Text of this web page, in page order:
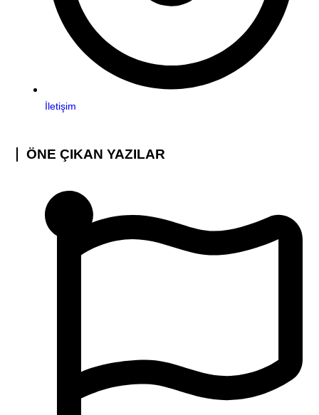
İletişim
ÖNE ÇIKAN YAZILAR